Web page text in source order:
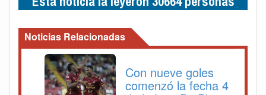
Noticias Relacionadas
Con nueve goles
comenzó la fecha 4